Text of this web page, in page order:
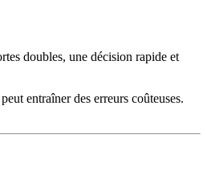
doubles, une décision rapide et
entraîner des erreurs coûteuses.